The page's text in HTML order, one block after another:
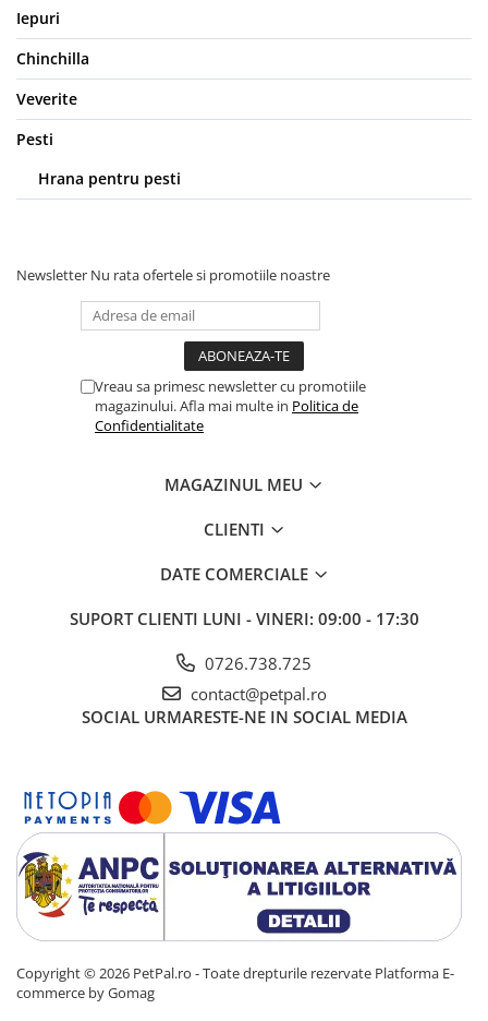
Cremoase
Pernuțe
Semi-umede
Proteice
Umede
Așternut Igienic Pisici
Vitamine Pisici
Perii & Piepteni Pisici
Culcușuri & Saltele Pisici
Ansambluri Pisici
Castroane & Adapatori Pisici
Așternut Igienic Păsări
Colivii
Colivii
Rozătoare
Hrană Rozătoare
Fân Rozătoare
Meniuri Rozătoare
Delicii Rozătoare
Iepuri
Chinchilla
Veverite
Pesti
Hrana pentru pesti
Newsletter Nu rata ofertele si promotiile noastre
Vreau sa primesc newsletter cu promotiile
magazinului. Afla mai multe in Politica de
Confidentialitate
MAGAZINUL MEU
CLIENTI
DATE COMERCIALE
SUPORT CLIENTI LUNI - VINERI: 09:00 - 17:30
0726.738.725
contact@petpal.ro
SOCIAL URMARESTE-NE IN SOCIAL MEDIA
Copyright © 2026 PetPal.ro - Toate drepturile rezervate Platforma E-
commerce by Gomag